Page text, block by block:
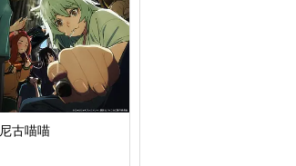
尼古喵喵